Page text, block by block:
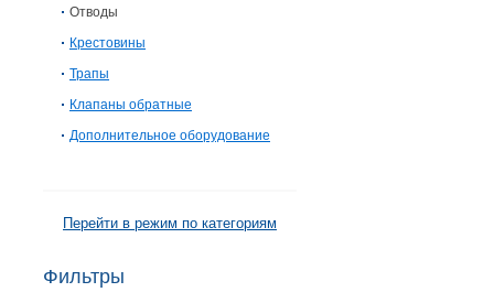
Отводы
Крестовины
Трапы
Клапаны обратные
Дополнительное оборудование
Перейти в режим по категориям
Фильтры